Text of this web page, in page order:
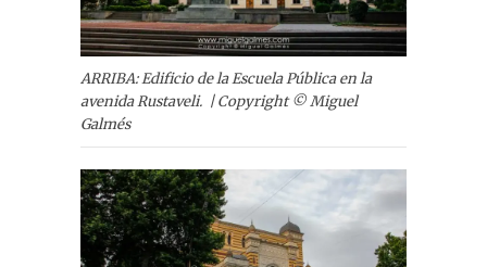
ARRIBA: Edificio de la Escuela Pública en la
avenida Rustaveli. | Copyright © Miguel
Galmés